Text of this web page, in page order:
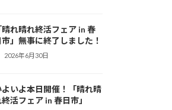
晴れ晴れ終活フェア in 春
市」無事に終了しました！
2026年6月30日
よいよ本日開催！「晴れ晴
活フェア in 春日市」